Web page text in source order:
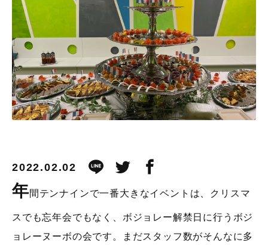
2022.02.02
年間テンナインで一番大きなイベントは、クリスマ
スでも忘年会でもなく、ボジョレー解禁日に行うボジ
ョレーヌーボの会です。まだスタッフ数がそんなに多